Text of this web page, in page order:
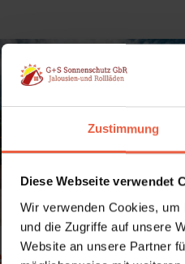
Zustimmung
Diese Webseite verwendet
Wir verwenden Cookies,
und die Zugriffe auf unsere
Website an unsere Partner
Soliday